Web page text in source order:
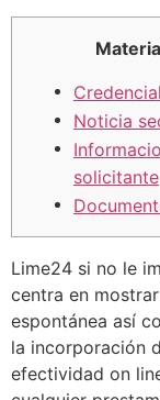
Noticia
solicitante
Lime24 si no le
centra en
espontánea así­
la incorporación
efectividad on